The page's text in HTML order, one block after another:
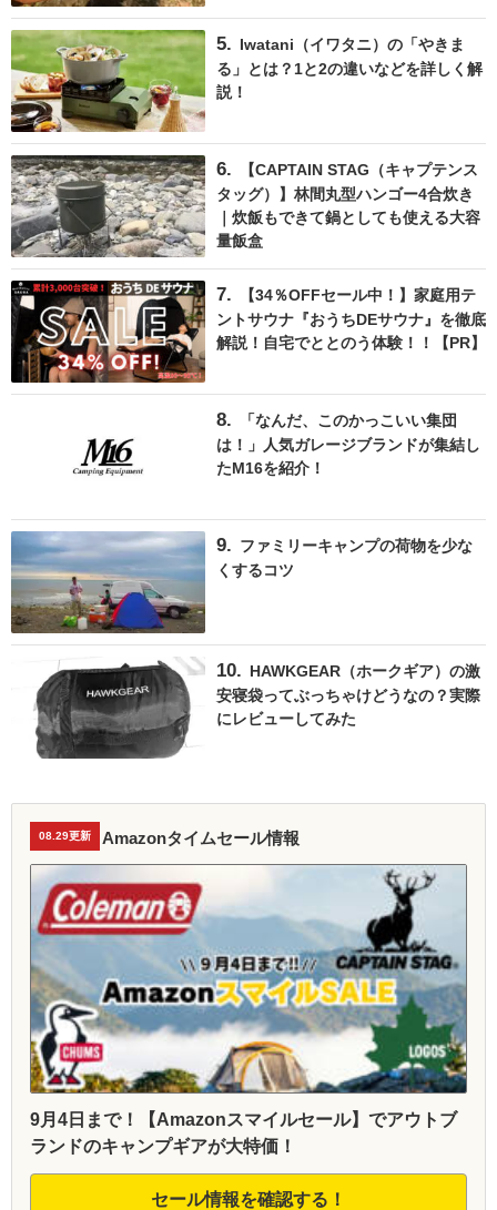
Iwatani（イワタニ）の「やきま
る」とは？1と2の違いなどを詳しく解
説！
【CAPTAIN STAG（キャプテンス
タッグ）】林間丸型ハンゴー4合炊き
｜炊飯もできて鍋としても使える大容
量飯盒
【34％OFFセール中！】家庭用テ
ントサウナ『おうちDEサウナ』を徹底
解説！自宅でととのう体験！！【PR】
「なんだ、このかっこいい集団
は！」人気ガレージブランドが集結し
たM16を紹介！
ファミリーキャンプの荷物を少な
くするコツ
HAWKGEAR（ホークギア）の激
安寝袋ってぶっちゃけどうなの？実際
にレビューしてみた
08.29更新 Amazonタイムセール情報
9月4日まで！【Amazonスマイルセール】でアウトブ
ランドのキャンプギアが大特価！
セール情報を確認する！